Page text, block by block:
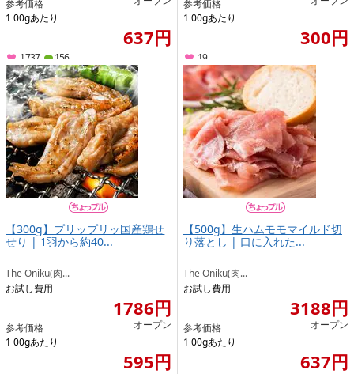
参考価格
1 00gあたり
637円
1737 156
参考価格
1 00gあたり
300円
19
【300g】プリップリッ国産鶏せ
せり | 1羽から約40...
The Oniku(肉...
お試し費用
1786円
参考価格
オープン
1 00gあたり
595円
【500g】生ハムモモマイルド切
り落とし | 口に入れた...
The Oniku(肉...
お試し費用
3188円
参考価格
オープン
1 00gあたり
637円